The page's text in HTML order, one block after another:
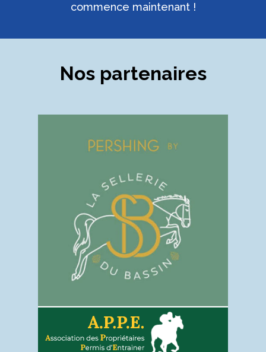
commence maintenant !
Nos partenaires